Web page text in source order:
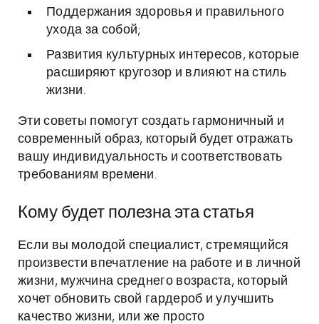
Поддержания здоровья и правильного
ухода за собой;
Развития культурных интересов, которые
расширяют кругозор и влияют на стиль
жизни.
Эти советы помогут создать гармоничный и
современный образ, который будет отражать
вашу индивидуальность и соответствовать
требованиям времени.
Кому будет полезна эта статья
Если вы молодой специалист, стремящийся
произвести впечатление на работе и в личной
жизни, мужчина среднего возраста, который
хочет обновить свой гардероб и улучшить
качество жизни, или же просто